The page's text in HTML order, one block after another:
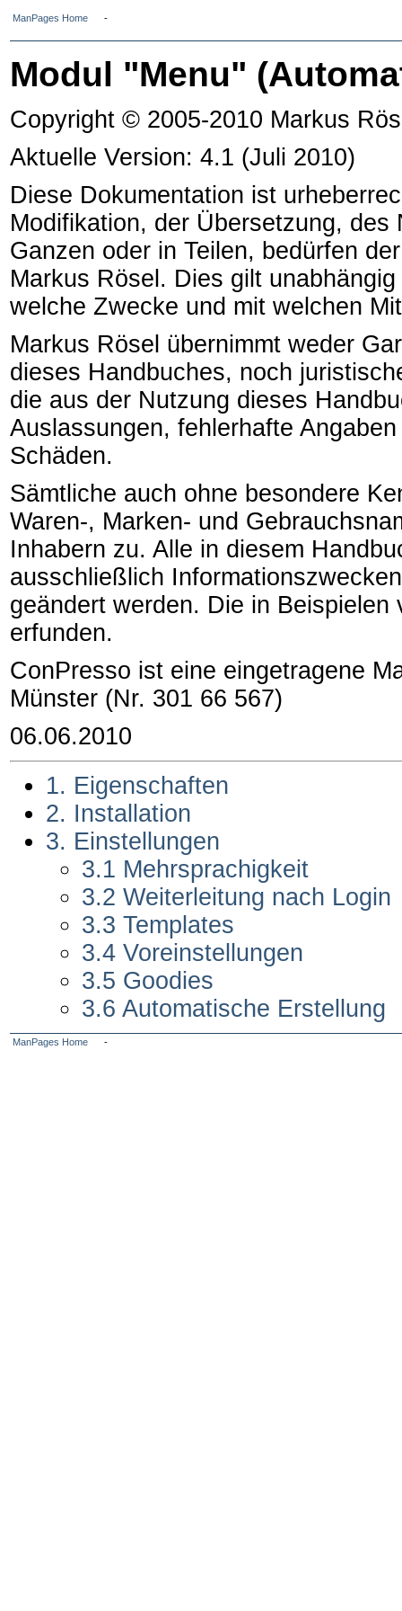
ManPages Home -
Modul "Menu"
Copyright © 2005-2010 Markus
Aktuelle Version: 4.1 (Juli 2010)
Diese Dokumentation ist
Modifikation, der Übersetzung,
Ganzen oder in Teilen, bedürfen
Markus Rösel. Dies gilt
welche Zwecke und mit welchen
Markus Rösel übernimmt weder
dieses Handbuches, noch
die aus der Nutzung dieses
Auslassungen, fehlerhafte
Schäden.
Sämtliche auch ohne besondere
Waren-, Marken- und
Inhabern zu. Alle in diesem
ausschließlich
geändert werden. Die in
erfunden.
ConPresso ist eine eingetragene
Münster (Nr. 301 66 567)
06.06.2010
1. Eigenschaften
2. Installation
3. Einstellungen
3.1 Mehrsprachigkeit
3.2 Weiterleitung nach Login
3.3 Templates
3.4 Voreinstellungen
3.5 Goodies
3.6 Automatische Erstellung
ManPages Home -